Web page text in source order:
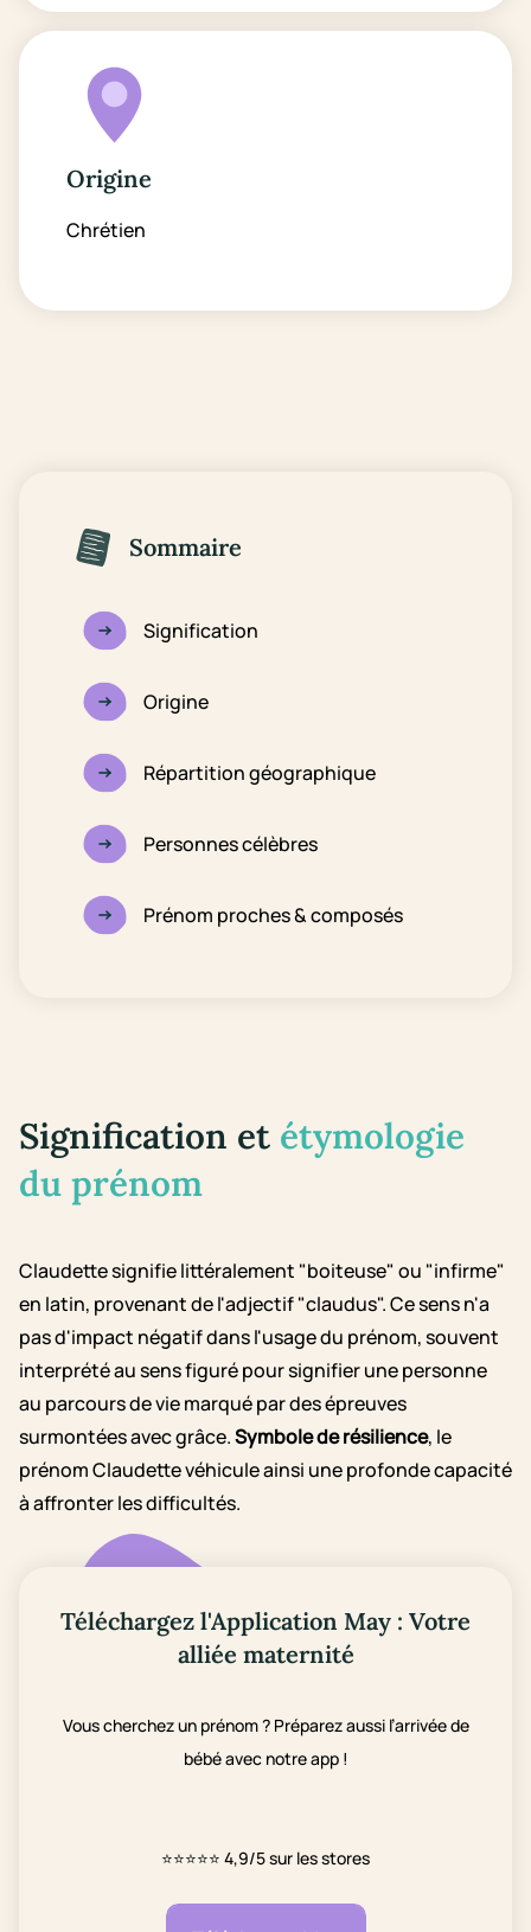
Origine
Chrétien
Sommaire
Signification
Origine
Répartition géographique
Personnes célèbres
Prénom proches & composés
Signification et étymologie
du prénom
Claudette signifie littéralement "boiteuse" ou "infirme"
en latin, provenant de l'adjectif "claudus". Ce sens n'a
pas d'impact négatif dans l'usage du prénom, souvent
interprété au sens figuré pour signifier une personne
au parcours de vie marqué par des épreuves
surmontées avec grâce.Symbole de résilience, le
prénom Claudette véhicule ainsi une profonde capacité
à affronter les difficultés.
Téléchargez l'Application May : Votre
alliée maternité
Vous cherchez un prénom ? Préparez aussi l’arrivée de
bébé avec notre app !
⭐⭐⭐⭐⭐ 4,9/5 sur les stores